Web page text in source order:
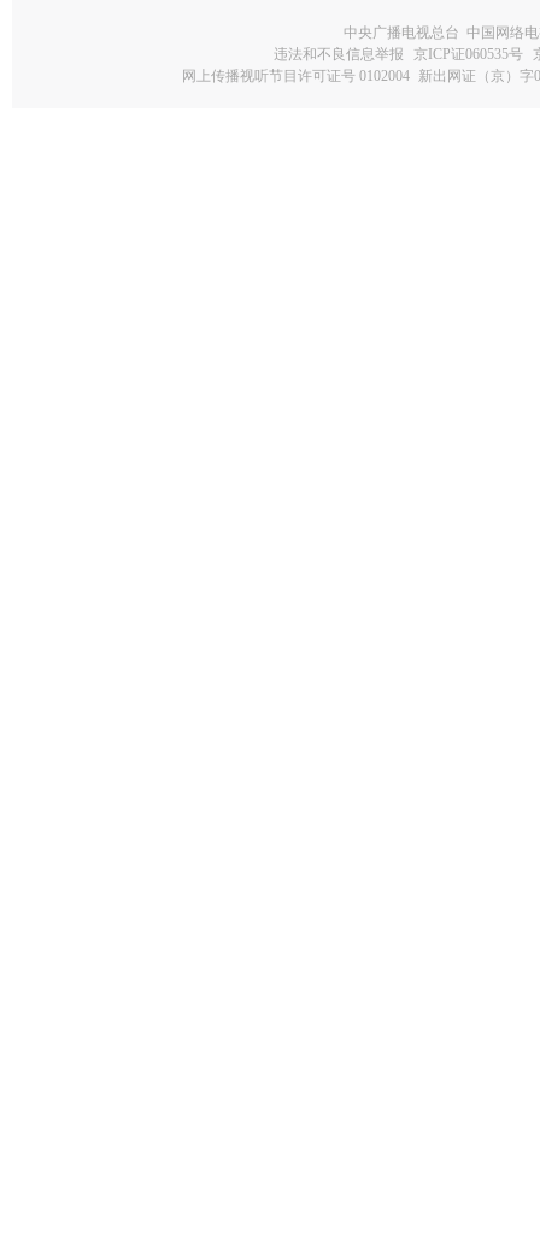
中央广播电视总台 中国网络
违法和不良信息举报
京ICP证060535号
网上传播视听节目许可证号 0102004 新出网证（京）